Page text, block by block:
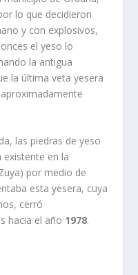
lo que decidieron
y con explosivos,
el yeso lo
la antigua
la última veta yesera
las piedras de yeso
existente en la
por medio de
esta yesera, cuya
cerró
hacia el año 1978.